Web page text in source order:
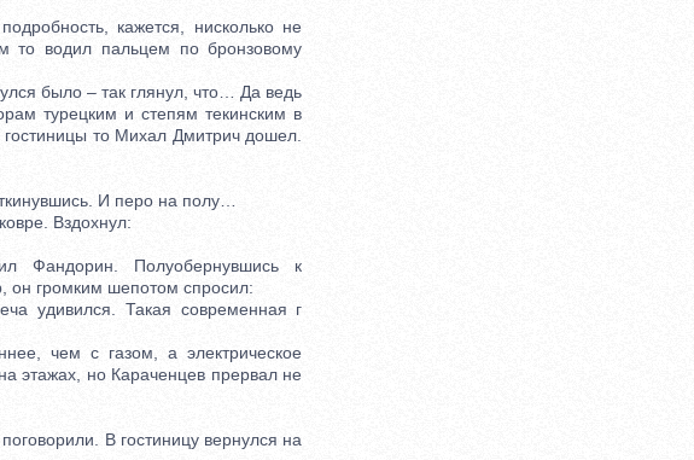
кажется, нисколько не
то водил пальцем по бронзовому
было – так глянул, что… Да ведь
турецким и степям текинским в
то Михал Дмитрич дошел.
И перо на полу…
Вздохнул:
Полуобернувшись к
он громким шепотом спросил:
удивился. Такая современная г
чем с газом, а электрическое
этажах, но Караченцев прервал не
В гостиницу вернулся на